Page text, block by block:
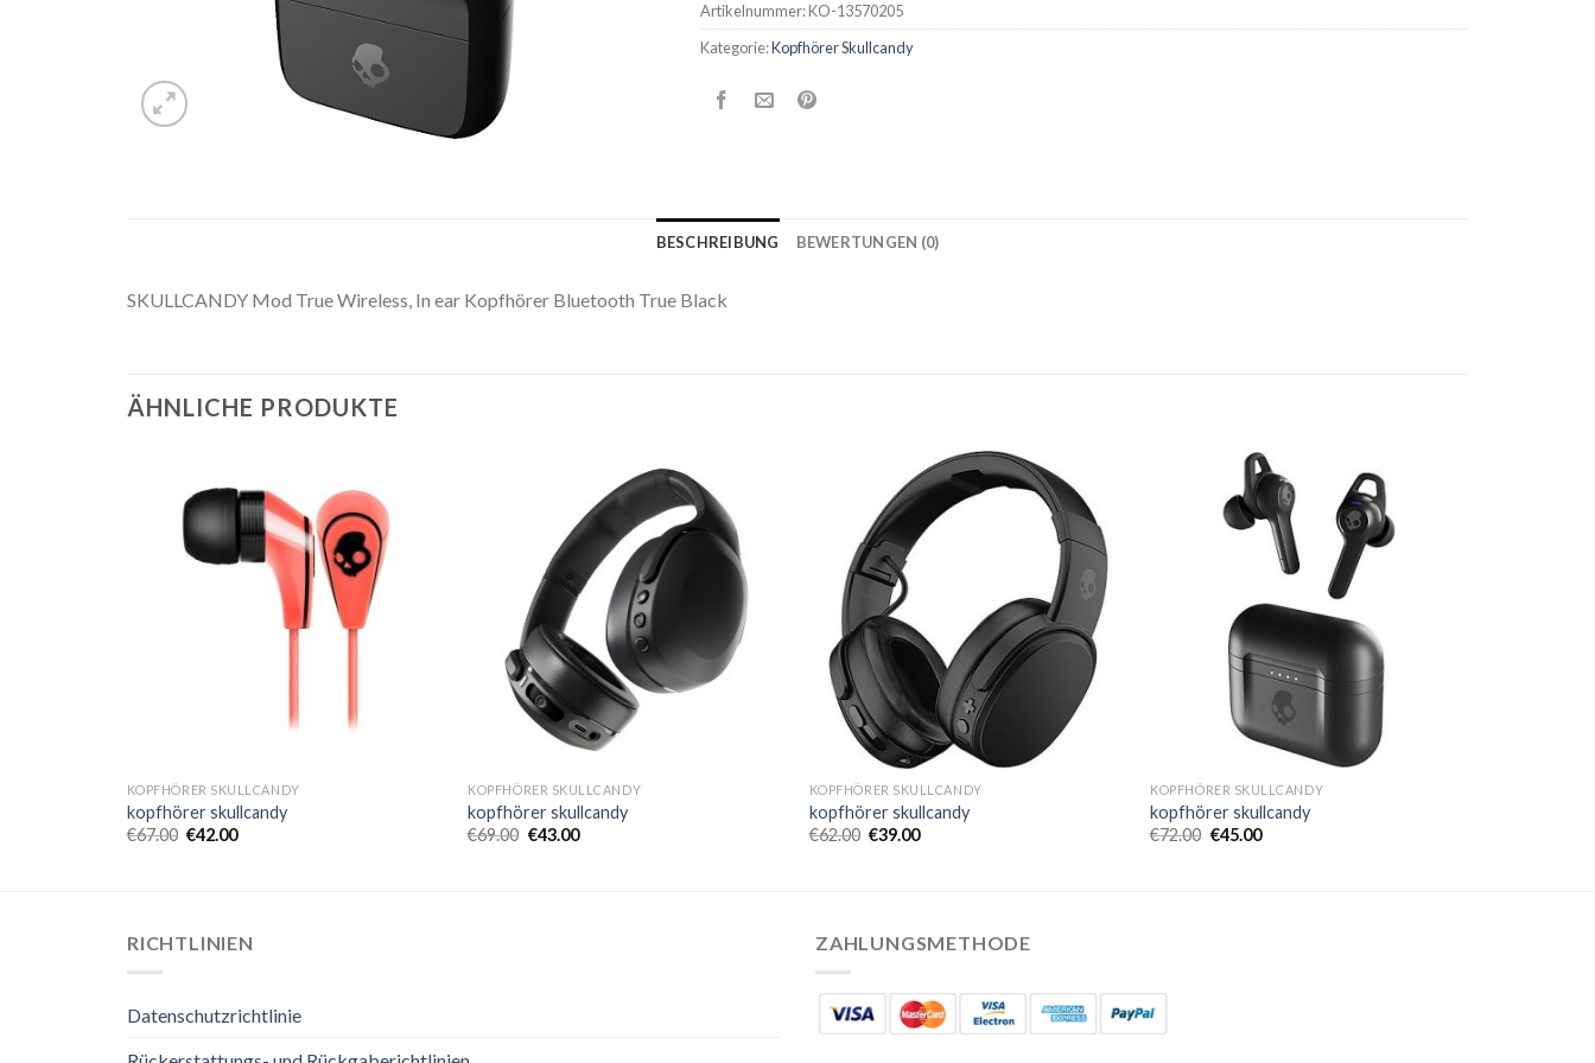
Artikelnummer:KO-13570205
Kategorie:Kopfhörer Skullcandy
BESCHREIBUNG BEWERTUNGEN (0)
SKULLCANDY Mod True Wireless, In ear Kopfhörer Bluetooth True Black
ÄHNLICHE PRODUKTE
KOPFHÖRER SKULLCANDY
kopfhörer skullcandy
€67.00 €42.00
KOPFHÖRER SKULLCANDY
kopfhörer skullcandy
€69.00 €43.00
KOPFHÖRER SKULLCANDY
kopfhörer skullcandy
€62.00 €39.00
KOPFHÖRER SKULLCANDY
kopfhörer skullcandy
€72.00 €45.00
RICHTLINIEN
Datenschutzrichtlinie
ZAHLUNGSMETHODE